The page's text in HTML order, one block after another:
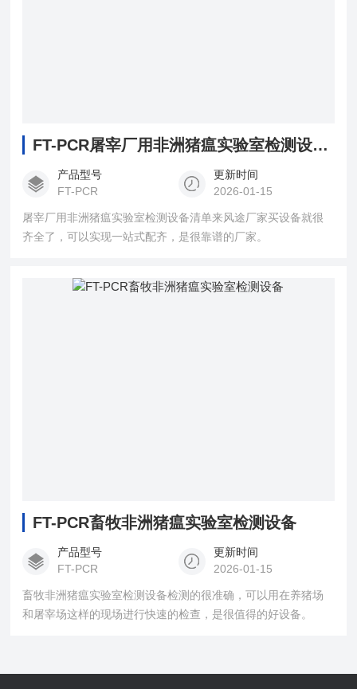
FT-PCR屠宰厂用非洲猪瘟实验室检测设备清单
产品型号
FT-PCR
更新时间
2026-01-15
屠宰厂用非洲猪瘟实验室检测设备清单来风途厂家买设备就很
齐全了，可以实现一站式配齐，是很靠谱的厂家。
FT-PCR畜牧非洲猪瘟实验室检测设备
产品型号
FT-PCR
更新时间
2026-01-15
畜牧非洲猪瘟实验室检测设备检测的很准确，可以用在养猪场
和屠宰场这样的现场进行快速的检查，是很值得的好设备。